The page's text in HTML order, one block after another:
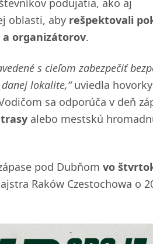
podujatia, ako aj
oblasti, aby rešpektovali
organizátorov.
s cieľom zabezpečiť
lokalite,“uviedla
sa odporúča v deň
alebo mestskú
pod Dubňom vo
Raków Czestochowa o